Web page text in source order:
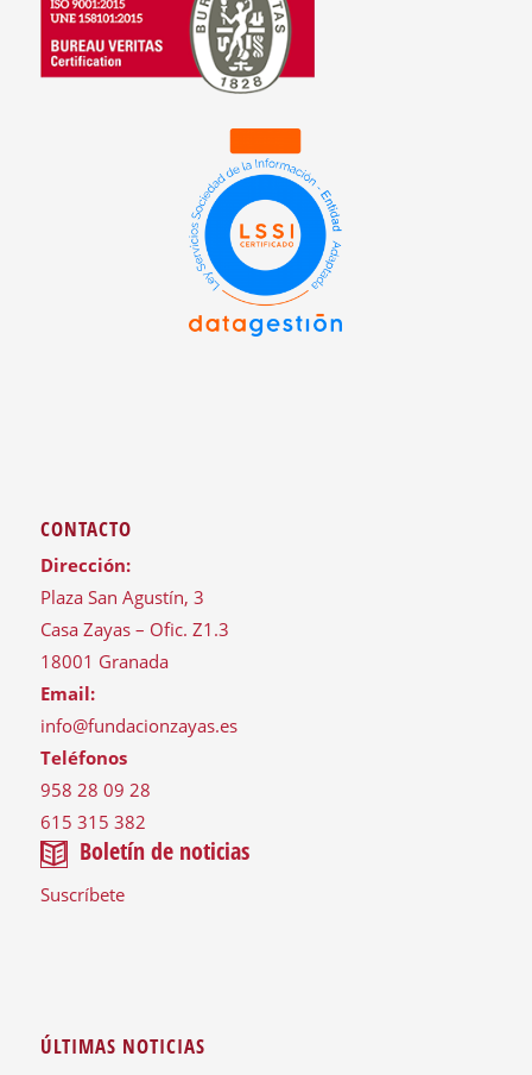
CONTACTO
Dirección:
Plaza San Agustín, 3
Casa Zayas – Ofic. Z1.3
18001 Granada
Email:
info@fundacionzayas.es
Teléfonos
958 28 09 28
615 315 382
Boletín de noticias
Suscríbete
ÚLTIMAS NOTICIAS